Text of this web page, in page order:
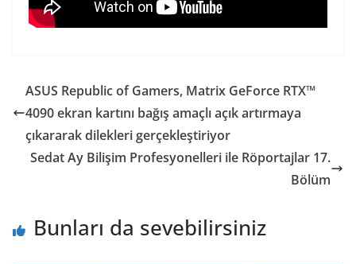
ASUS Republic of Gamers, Matrix GeForce RTX™
4090 ekran kartını bağış amaçlı açık artırmaya
çıkararak dilekleri gerçekleştiriyor
Sedat Ay Bilişim Profesyonelleri ile Röportajlar 17.
Bölüm
Bunları da sevebilirsiniz